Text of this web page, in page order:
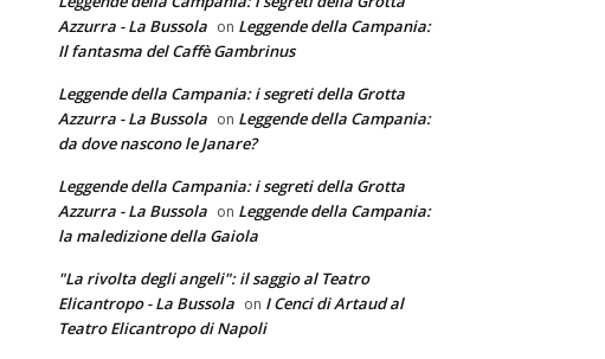
Azzurra - La Bussola on Leggende della Campania:
Il fantasma del Caffè Gambrinus
Leggende della Campania: i segreti della Grotta
Azzurra - La Bussola on Leggende della Campania:
da dove nascono le Janare?
Leggende della Campania: i segreti della Grotta
Azzurra - La Bussola on Leggende della Campania:
la maledizione della Gaiola
"La rivolta degli angeli": il saggio al Teatro
Elicantropo - La Bussola on I Cenci di Artaud al
Teatro Elicantropo di Napoli